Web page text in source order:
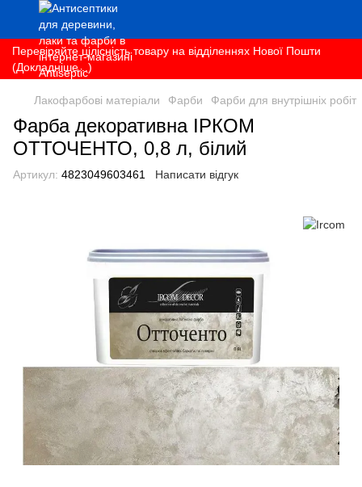
Перевіряйте цілісність товару на відділеннях Нової Пошти
(Докладніше...)
Лакофарбові матеріали Фарби Фарби для внутрішніх робіт
Фарба декоративна ІРКОМ
ОТТОЧЕНТО, 0,8 л, білий
Артикул: 4823049603461 Написати відгук